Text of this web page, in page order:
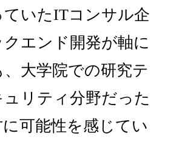
ていたITコンサル企
エンド開発が軸に
大学院での研究テ
リティ分野だった
可能性を感じてい